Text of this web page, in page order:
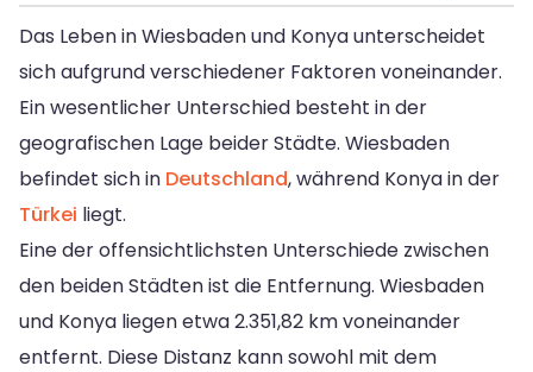
Das Leben in Wiesbaden und Konya unterscheidet
sich aufgrund verschiedener Faktoren voneinander.
Ein wesentlicher Unterschied besteht in der
geografischen Lage beider Städte. Wiesbaden
befindet sich in Deutschland, während Konya in der
Türkei liegt.
Eine der offensichtlichsten Unterschiede zwischen
den beiden Städten ist die Entfernung. Wiesbaden
und Konya liegen etwa 2.351,82 km voneinander
entfernt. Diese Distanz kann sowohl mit dem